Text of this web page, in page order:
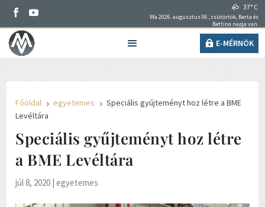
37° C
Ma 2026. augusztus 06., csütörtök, Berta és
Bettina napja van.
E-MÉRNÖK
Főoldal 5 egyetemes 5 Speciális gyűjteményt hoz létre a BME
Levéltára
Speciális gyűjteményt hoz létre
a BME Levéltára
júl 8, 2020 |egyetemes